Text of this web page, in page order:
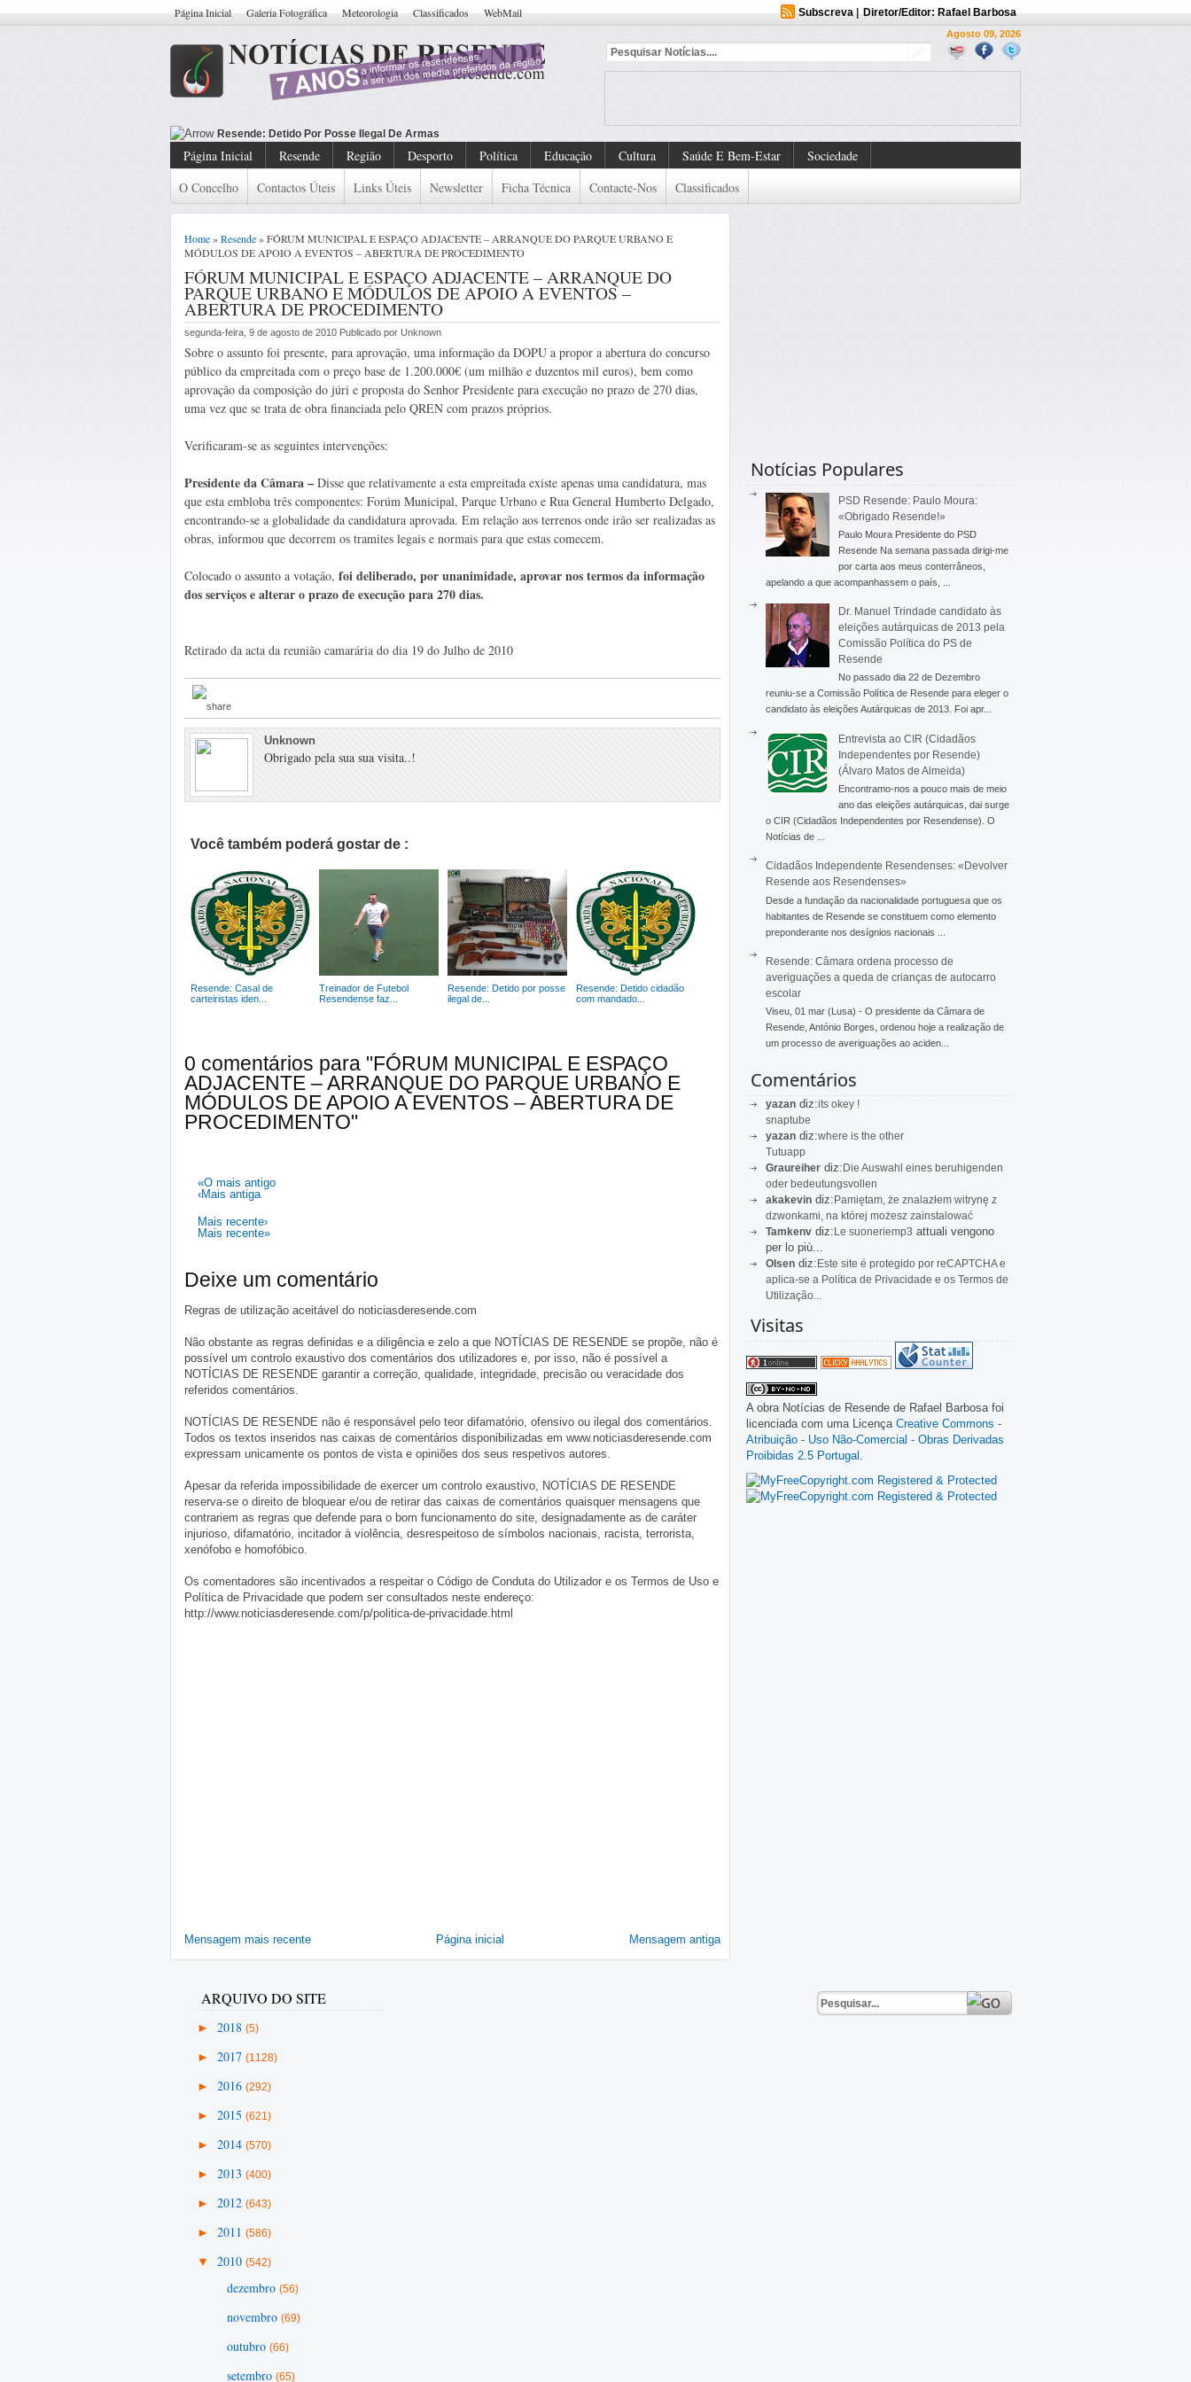
Página Inicial Galeria Fotográfica Meteorologia Classificados WebMail Subscreva| Diretor/Editor: Rafael Barbosa
Agosto 09, 2026
Resend
Página Inicial Resende Região Desporto Política Educação Cultura Saúde E Bem-Estar
Sociedade
O Concelho
Contactos Úteis Links Úteis Newsletter Ficha Técnica Contacte-Nos Classificados
Home»Resende» FÓRUM MUNICIPAL E ESPAÇO ADJACENTE – ARRANQUE DO PARQUE URBANO E
MÓDULOS DE APOIO A EVENTOS – ABERTURA DE PROCEDIMENTO
FÓRUM MUNICIPAL E ESPAÇO ADJACENTE – ARRANQUE DO
PARQUE URBANO E MÓDULOS DE APOIO A EVENTOS –
ABERTURA DE PROCEDIMENTO
segunda-feira, 9 de agosto de 2010 Publicado por Unknown
Sobre o assunto foi presente, para aprovação, uma informação da DOPU a propor a abertura do concurso
público da empreitada com o preço base de 1.200.000€ (um milhão e duzentos mil euros), bem como
aprovação da composição do júri e proposta do Senhor Presidente para execução no prazo de 270 dias,
uma vez que se trata de obra financiada pelo QREN com prazos próprios.
Verificaram-se as seguintes intervenções:
Presidente da Câmara – Disse que relativamente a esta empreitada existe apenas uma candidatura, mas
que esta embloba três componentes: Forúm Municipal, Parque Urbano e Rua General Humberto Delgado,
encontrando-se a globalidade da candidatura aprovada. Em relação aos terrenos onde irão ser realizadas as
obras, informou que decorrem os tramites legais e normais para que estas comecem.
Colocado o assunto a votação, foi deliberado, por unanimidade, aprovar nos termos da informação
dos serviços e alterar o prazo de execução para 270 dias.
Retirado da acta da reunião camarária do dia 19 do Julho de 2010
Unknown
Obrigado pela sua sua visita..!
Você também poderá gostar de :
Resende: Casal de
carteiristas iden...
Treinador de Futebol
Resendense faz...
Resende: Detido por posse
ilegal de...
Resende: Detido cidadão
com mandado...
0 comentários para "FÓRUM MUNICIPAL E ESPAÇO
ADJACENTE – ARRANQUE DO PARQUE URBANO E
MÓDULOS DE APOIO A EVENTOS – ABERTURA DE
PROCEDIMENTO"
«O mais antigo
‹Mais antiga
Mais recente›
Mais recente»
Deixe um comentário
Regras de utilização aceitável do noticiasderesende.com
Não obstante as regras definidas e a diligência e zelo a que NOTÍCIAS DE RESENDE se propõe, não é
possível um controlo exaustivo dos comentários dos utilizadores e, por isso, não é possível a
NOTÍCIAS DE RESENDE garantir a correção, qualidade, integridade, precisão ou veracidade dos
referidos comentários.
NOTÍCIAS DE RESENDE não é responsável pelo teor difamatório, ofensivo ou ilegal dos comentários.
Todos os textos inseridos nas caixas de comentários disponibilizadas em www.noticiasderesende.com
expressam unicamente os pontos de vista e opiniões dos seus respetivos autores.
Apesar da referida impossibilidade de exercer um controlo exaustivo, NOTÍCIAS DE RESENDE
reserva-se o direito de bloquear e/ou de retirar das caixas de comentários quaisquer mensagens que
contrariem as regras que defende para o bom funcionamento do site, designadamente as de caráter
injurioso, difamatório, incitador à violência, desrespeitoso de símbolos nacionais, racista, terrorista,
xenófobo e homofóbico.
Os comentadores são incentivados a respeitar o Código de Conduta do Utilizador e os Termos de Uso e
Política de Privacidade que podem ser consultados neste endereço:
http://www.noticiasderesende.com/p/politica-de-privacidade.html
Mensagem mais recente Mensagem antiga
Página inicial
Notícias Populares
PSD Resende: Paulo Moura:
«Obrigado Resende!»
Paulo Moura Presidente do PSD
Resende Na semana passada dirigi-me
por carta aos meus conterrâneos,
apelando a que acompanhassem o país, ...
Dr. Manuel Trindade candidato às
eleições autárquicas de 2013 pela
Comissão Política do PS de
Resende
No passado dia 22 de Dezembro
reuniu-se a Comissão Política de Resende para eleger o
candidato às eleições Autárquicas de 2013. Foi apr...
Entrevista ao CIR (Cidadãos
Independentes por Resende)
(Álvaro Matos de Almeida)
Encontramo-nos a pouco mais de meio
ano das eleições autárquicas, dai surge
o CIR (Cidadãos Independentes por Resendense). O
Notícias de ...
Cidadãos Independente Resendenses: «Devolver
Resende aos Resendenses»
Desde a fundação da nacionalidade portuguesa que os
habitantes de Resende se constituem como elemento
preponderante nos desígnios nacionais ...
Resende: Câmara ordena processo de
averiguações a queda de crianças de autocarro
escolar
Viseu, 01 mar (Lusa) - O presidente da Câmara de
Resende, António Borges, ordenou hoje a realização de
um processo de averiguações ao aciden...
Comentários
yazan diz:its okey !
snaptube
yazan diz:where is the other
Tutuapp
Graureiher diz:Die Auswahl eines beruhigenden
oder bedeutungsvollen
akakevin diz:Pamiętam, że znalazłem witrynę z
dzwonkami, na której możesz zainstalować
Tamkenv diz:Le suoneriemp3 attuali vengono
per lo più...
Olsen diz:Este site é protegido por reCAPTCHA e
aplica-se a Política de Privacidade e os Termos de
Utilização...
Visitas
A obra Notícias de Resende de Rafael Barbosa foi
licenciada com uma Licença Creative Commons -
Atribuição - Uso Não-Comercial - Obras Derivadas
Proibidas 2.5 Portugal
ARQUIVO DO SITE
► 2018 (5)
► 2017 (1128)
► 2016 (292)
► 2015 (621)
► 2014 (570)
► 2013 (400)
► 2012 (643)
► 2011 (586)
▼ 2010 (542)
dezembro (56)
novembro (69)
outubro (66)
setembro (65)